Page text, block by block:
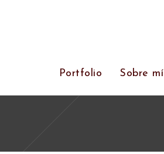
Portfolio Sobre mí